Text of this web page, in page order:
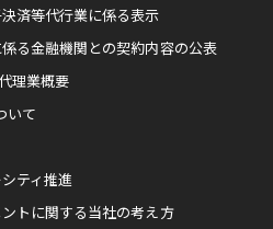
済等代行業に係る表示
る金融機関との契約内容の公表
理業概要
いて
ティ推進
トに関する当社の考え方